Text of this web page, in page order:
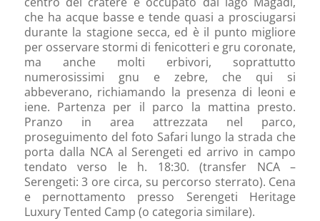
che ha acque basse e tende quasi a prosciugarsi
durante la stagione secca, ed è il punto migliore
per osservare stormi di fenicotteri e gru coronate,
ma anche molti erbivori, soprattutto
numerosissimi gnu e zebre, che qui si
abbeverano, richiamando la presenza di leoni e
iene. Partenza per il parco la mattina presto.
Pranzo in area attrezzata nel parco,
proseguimento del foto Safari lungo la strada che
porta dalla NCA al Serengeti ed arrivo in campo
tendato verso le h. 18:30. (transfer NCA –
Serengeti: 3 ore circa, su percorso sterrato). Cena
e pernottamento presso Serengeti Heritage
Luxury Tented Camp (o categoria similare).